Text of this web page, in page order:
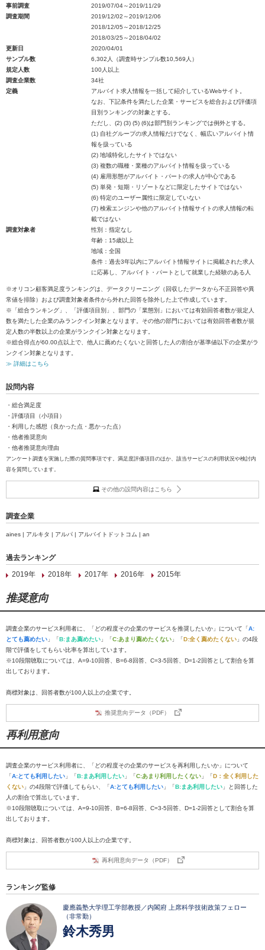
事前調査
2019/07/04～2019/11/29
調査期間
2019/12/02～2019/12/06
2018/12/05～2018/12/25
2018/03/25～2018/04/02
更新日
2020/04/01
サンプル数
6,302人（調査時サンプル数10,569人）
規定人数
100人以上
調査企業数
34社
定義
アルバイト求人情報を一括して紹介しているWebサイト。
なお、下記条件を満たした企業・サービスを総合および評価項
目別ランキングの対象とする。
ただし、(2) (3) (5) (6)は部門別ランキングでは例外とする。
(1) 自社グループの求人情報だけでなく、幅広いアルバイト情
報を扱っている
(2) 地域特化したサイトではない
(3) 複数の職種・業種のアルバイト情報を扱っている
(4) 雇用形態がアルバイト・パートの求人が中心である
(5) 単発・短期・リゾートなどに限定したサイトではない
(6) 特定のユーザー属性に限定していない
(7) 検索エンジンや他のアルバイト情報サイトの求人情報の転
載ではない
調査対象者
性別：指定なし
年齢：15歳以上
地域：全国
条件：過去3年以内にアルバイト情報サイトに掲載された求人
に応募し、アルバイト・パートとして就業した経験のある人
※オリコン顧客満足度ランキングは、データクリーニング（回収したデータから不正回答や異
常値を排除）および調査対象者条件から外れた回答を除外した上で作成しています。
※「総合ランキング」、「評価項目別」、部門の「業態別」においては有効回答者数が規定人
数を満たした企業のみランクイン対象となります。その他の部門においては有効回答者数が規
定人数の半数以上の企業がランクイン対象となります。
※総合得点が60.00点以上で、他人に薦めたくないと回答した人の割合が基準値以下の企業がラ
ンクイン対象となります。
≫ 詳細はこちら
設問内容
・総合満足度
・評価項目（小項目）
・利用した感想（良かった点・悪かった点）
・他者推奨意向
・他者推奨意向理由
アンケート調査を実施した際の質問事項です。満足度評価項目のほか、該当サービスの利用状況や検討内
容を質問しています。
その他の設問内容はこちら
調査企業
aines | アルキタ | アルパ | アルバイトドットコム | an
過去ランキング
2019年
2018年 2017年 2016年 2015年
推奨意向
調査企業のサービス利用者に、「どの程度その企業のサービスを推奨したいか」について「A:
とても薦めたい 」「B:まあ薦めたい 」「C:あまり薦めたくない 」「D:全く薦めたくない 」の4段
階で評価をしてもらい比率を算出しています。
※10段階聴取については、A=9-10回答、B=6-8回答、C=3-5回答、D=1-2回答として割合を算
出しております。
商標対象は、回答者数が100人以上の企業です。
推奨意向データ（PDF）
再利用意向
調査企業のサービス利用者に、「どの程度その企業のサービスを再利用したいか」について
「A:とても利用したい 」「B:まあ利用したい 」「C:あまり利用したくない 」「D：全く利用した
くない 」の4段階で評価してもらい、「A:とても利用したい 」「B:まあ利用したい 」と回答した
人の割合で算出しています。
※10段階聴取については、A=9-10回答、B=6-8回答、C=3-5回答、D=1-2回答として割合を算
出しております。
商標対象は、回答者数が100人以上の企業です。
再利用意向データ（PDF）
ランキング監修
慶應義塾大学理工学部教授／内閣府 上席科学技術政策フェロー
（非常勤）
鈴木秀男